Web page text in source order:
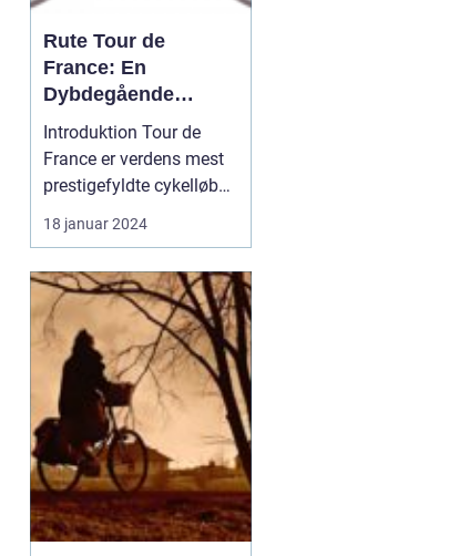
Rute Tour de
France: En
Dybdegående
Gennemgang af Den
Mest Prestigefyldte
Cykelløbsrute i
Verden
Introduktion Tour de
France er verdens mest
prestigefyldte cykelløb
og tiltrækker hvert år
millioner af seere og
verden. Et af de mest
interessante aspekter
ved løbet er selvfølgelig
ruten, som er
omhyggeligt planlagt og
ændres hve...
18 januar 2024